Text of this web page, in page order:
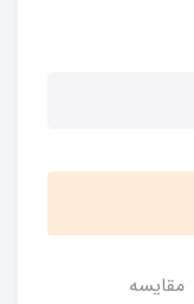
مقایسه